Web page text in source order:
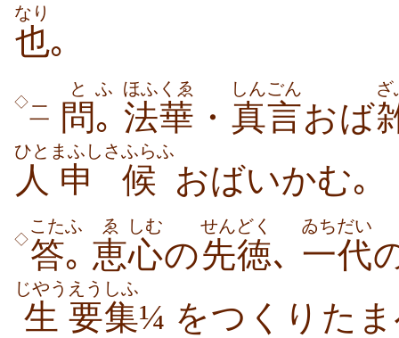
也
なり
｡
◇二 問
と
｡
ふ
法華
ほふくゑ
・ 真言
しんごん
おば
ざ
人
ひと
申
まふし
候
さふらふ
おばいかむ｡
◇答
こた
｡
ふ
恵
ゑ
心
しむ
の先徳
せんどく
､ 一代
ゐちだい
生
じやう
要集
えうしふ
¼ をつくりた